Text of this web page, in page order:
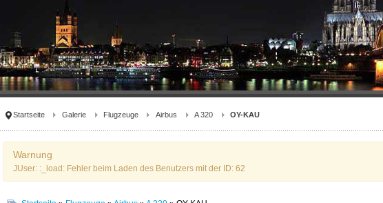
Startseite Galerie Flugzeuge Airbus A 320 OY-KAU
Warnung
JUser: :_load: Fehler beim Laden des Benutzers mit der ID: 62